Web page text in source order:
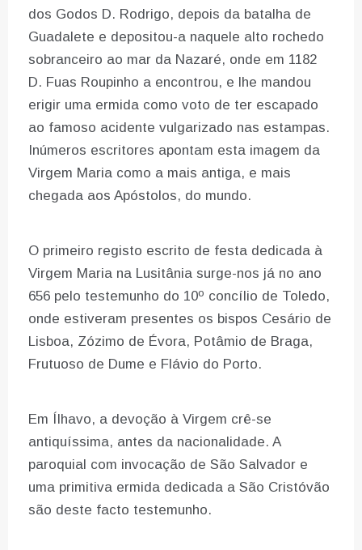
dos Godos D. Rodrigo, depois da batalha de
Guadalete e depositou-a naquele alto rochedo
sobranceiro ao mar da Nazaré, onde em 1182
D. Fuas Roupinho a encontrou, e lhe mandou
erigir uma ermida como voto de ter escapado
ao famoso acidente vulgarizado nas estampas.
Inúmeros escritores apontam esta imagem da
Virgem Maria como a mais antiga, e mais
chegada aos Apóstolos, do mundo.
O primeiro registo escrito de festa dedicada à
Virgem Maria na Lusitânia surge-nos já no ano
656 pelo testemunho do 10º concílio de Toledo,
onde estiveram presentes os bispos Cesário de
Lisboa, Zózimo de Évora, Potâmio de Braga,
Frutuoso de Dume e Flávio do Porto.
Em Ílhavo, a devoção à Virgem crê-se
antiquíssima, antes da nacionalidade. A
paroquial com invocação de São Salvador e
uma primitiva ermida dedicada a São Cristóvão
são deste facto testemunho.